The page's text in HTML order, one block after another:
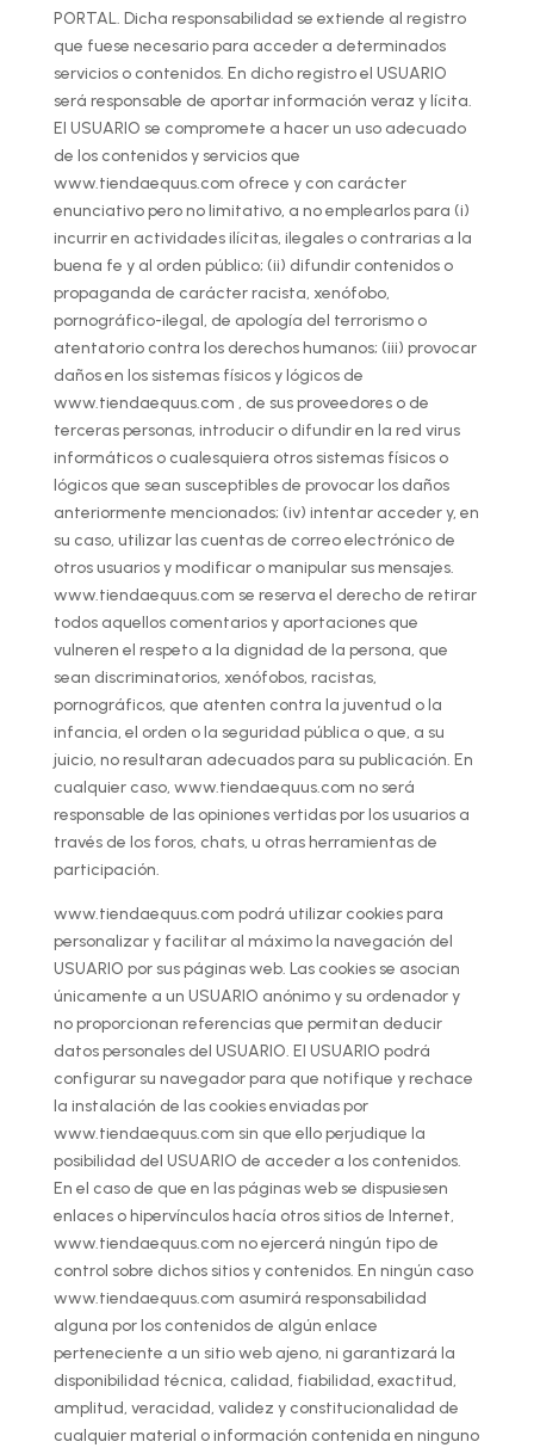
PORTAL. Dicha responsabilidad se extiende al registro
que fuese necesario para acceder a determinados
servicios o contenidos. En dicho registro el USUARIO
será responsable de aportar información veraz y lícita.
El USUARIO se compromete a hacer un uso adecuado
de los contenidos y servicios que
www.tiendaequus.com ofrece y con carácter
enunciativo pero no limitativo, a no emplearlos para (i)
incurrir en actividades ilícitas, ilegales o contrarias a la
buena fe y al orden público; (ii) difundir contenidos o
propaganda de carácter racista, xenófobo,
pornográfico-ilegal, de apología del terrorismo o
atentatorio contra los derechos humanos; (iii) provocar
daños en los sistemas físicos y lógicos de
www.tiendaequus.com , de sus proveedores o de
terceras personas, introducir o difundir en la red virus
informáticos o cualesquiera otros sistemas físicos o
lógicos que sean susceptibles de provocar los daños
anteriormente mencionados; (iv) intentar acceder y, en
su caso, utilizar las cuentas de correo electrónico de
otros usuarios y modificar o manipular sus mensajes.
www.tiendaequus.com se reserva el derecho de retirar
todos aquellos comentarios y aportaciones que
vulneren el respeto a la dignidad de la persona, que
sean discriminatorios, xenófobos, racistas,
pornográficos, que atenten contra la juventud o la
infancia, el orden o la seguridad pública o que, a su
juicio, no resultaran adecuados para su publicación. En
cualquier caso, www.tiendaequus.com no será
responsable de las opiniones vertidas por los usuarios a
través de los foros, chats, u otras herramientas de
participación.
www.tiendaequus.com podrá utilizar cookies para
personalizar y facilitar al máximo la navegación del
USUARIO por sus páginas web. Las cookies se asocian
únicamente a un USUARIO anónimo y su ordenador y
no proporcionan referencias que permitan deducir
datos personales del USUARIO. El USUARIO podrá
configurar su navegador para que notifique y rechace
la instalación de las cookies enviadas por
www.tiendaequus.com sin que ello perjudique la
posibilidad del USUARIO de acceder a los contenidos.
En el caso de que en las páginas web se dispusiesen
enlaces o hipervínculos hacía otros sitios de Internet,
www.tiendaequus.com no ejercerá ningún tipo de
control sobre dichos sitios y contenidos. En ningún caso
www.tiendaequus.com asumirá responsabilidad
alguna por los contenidos de algún enlace
perteneciente a un sitio web ajeno, ni garantizará la
disponibilidad técnica, calidad, fiabilidad, exactitud,
amplitud, veracidad, validez y constitucionalidad de
cualquier material o información contenida en ninguno